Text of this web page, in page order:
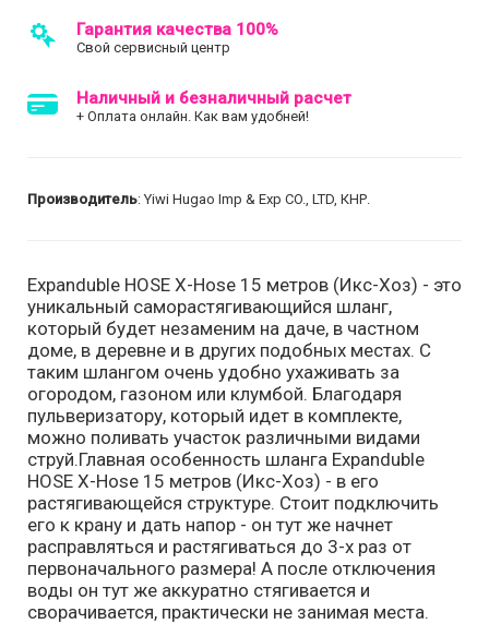
Гарантия качества 100%
Свой сервисный центр
Наличный и безналичный расчет
+ Оплата онлайн. Как вам удобней!
Производитель: Yiwi Hugao Imp & Exp CO., LTD, КНР.
Expanduble HOSE X-Hose 15 метров (Икс-Хоз) - это
уникальный саморастягивающийся шланг,
который будет незаменим на даче, в частном
доме, в деревне и в других подобных местах. C
таким шлангом очень удобно ухаживать за
огородом, газоном или клумбой. Благодаря
пульверизатору, который идет в комплекте,
можно поливать участок различными видами
струй.Главная особенность шланга Expanduble
HOSE X-Hose 15 метров (Икс-Хоз) - в его
растягивающейся структуре. Стоит подключить
его к крану и дать напор - он тут же начнет
расправляться и растягиваться до 3-х раз от
первоначального размера! А после отключения
воды он тут же аккуратно стягивается и
сворачивается, практически не занимая места.